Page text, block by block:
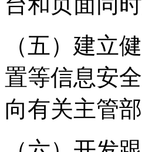
（五）建立
置等信息安
向有关主管部